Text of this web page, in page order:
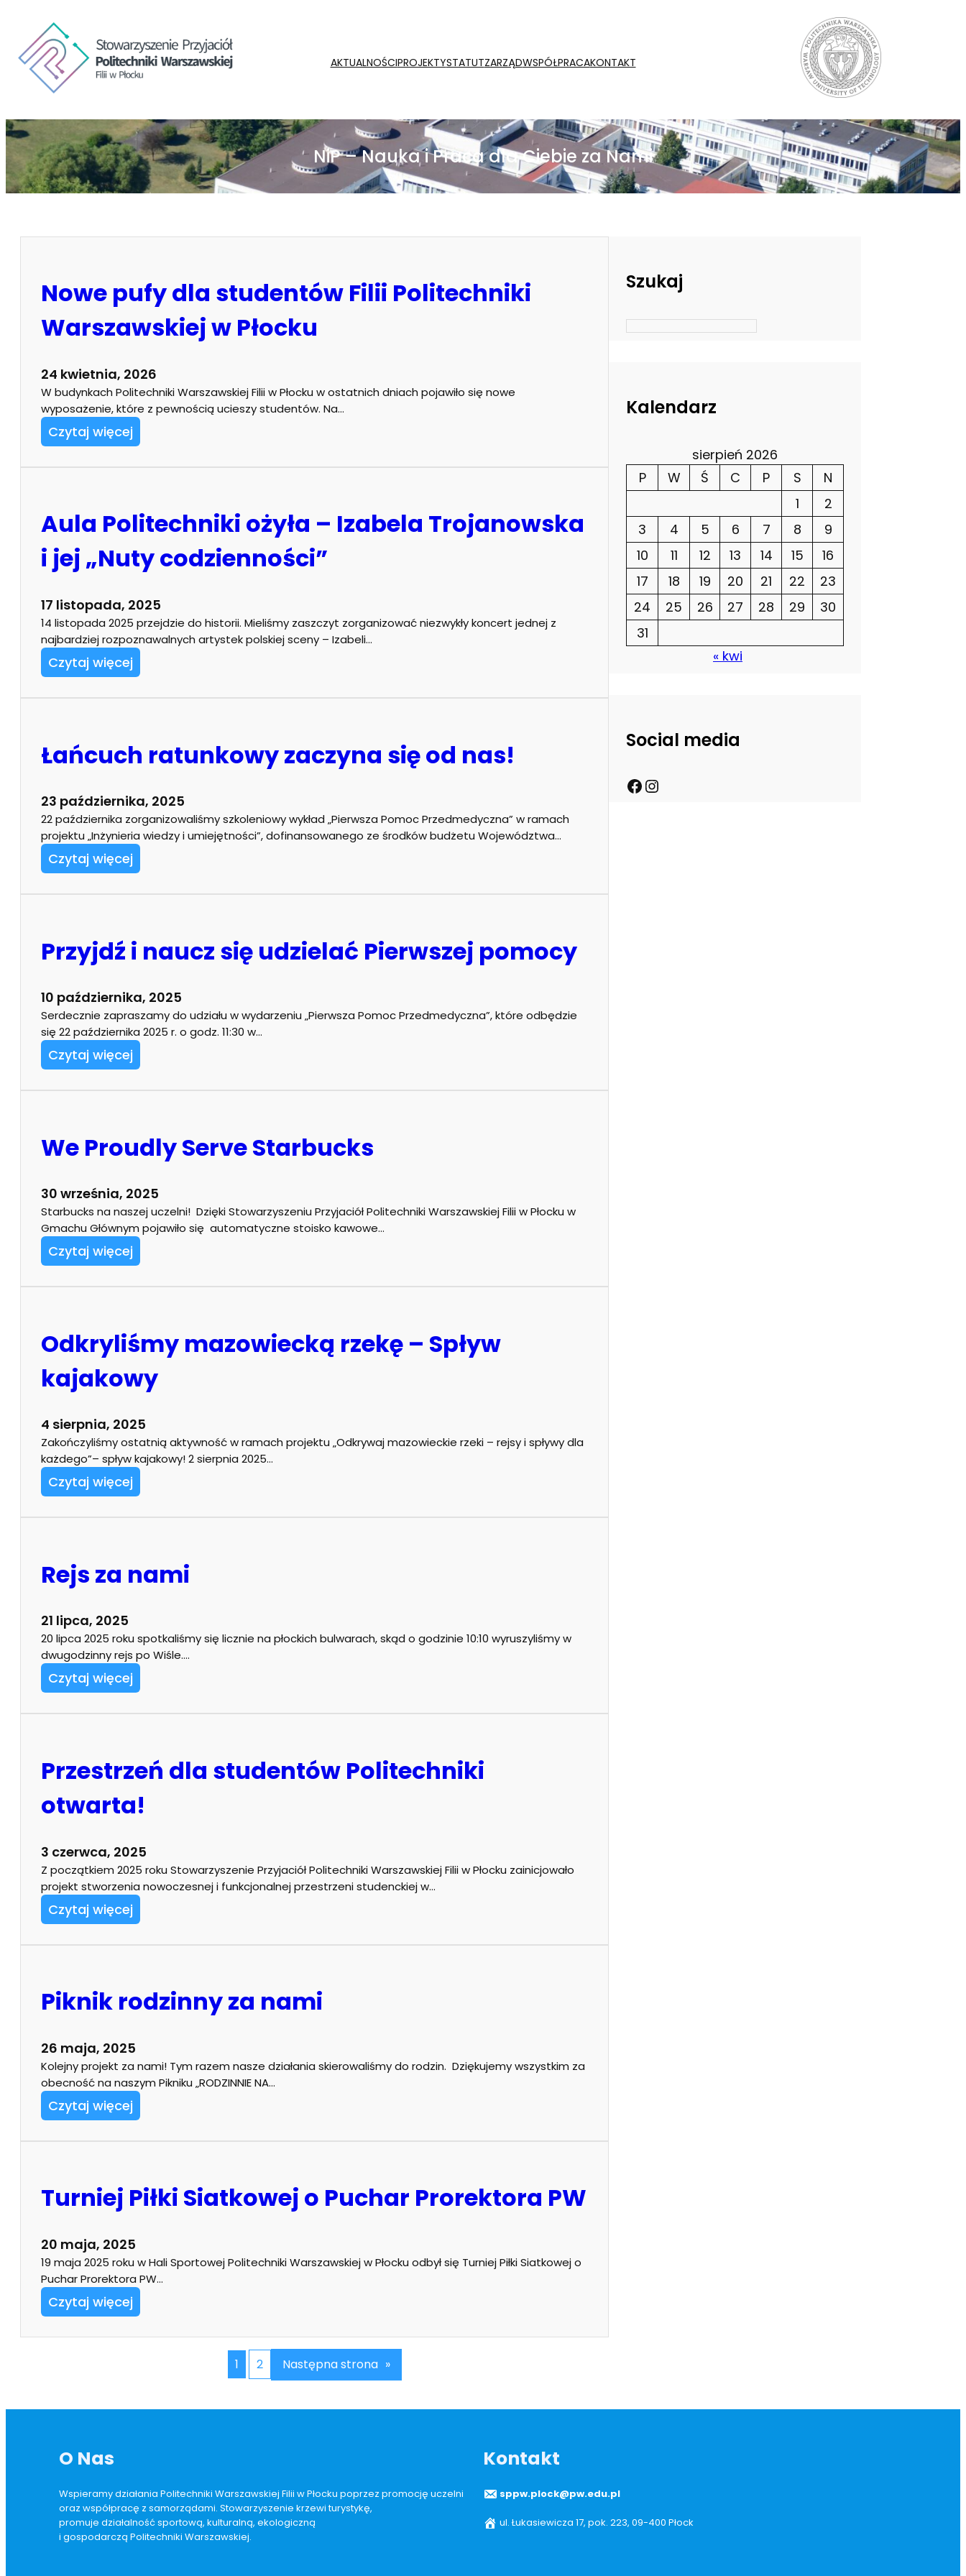
AKTUALNOŚCIPROJEKTYSTATUTZARZĄDWSPÓŁPRACAKONTAKT
NiP – Nauka i Praca dla Ciebie za Nami
Nowe pufy dla studentów Filii Politechniki
Warszawskiej w Płocku
24 kwietnia, 2026
W budynkach Politechniki Warszawskiej Filii w Płocku w ostatnich dniach pojawiło się nowe
wyposażenie, które z pewnością ucieszy studentów. Na…
Czytaj więcej
Aula Politechniki ożyła – Izabela Trojanowska
i jej „Nuty codzienności”
17 listopada, 2025
14 listopada 2025 przejdzie do historii. Mieliśmy zaszczyt zorganizować niezwykły koncert jednej z
najbardziej rozpoznawalnych artystek polskiej sceny – Izabeli…
Czytaj więcej
Łańcuch ratunkowy zaczyna się od nas!
23 października, 2025
22 października zorganizowaliśmy szkoleniowy wykład „Pierwsza Pomoc Przedmedyczna” w ramach
projektu „Inżynieria wiedzy i umiejętności”, dofinansowanego ze środków budżetu Województwa…
Czytaj więcej
Przyjdź i naucz się udzielać Pierwszej pomocy
10 października, 2025
Serdecznie zapraszamy do udziału w wydarzeniu „Pierwsza Pomoc Przedmedyczna”, które odbędzie
się 22 października 2025 r. o godz. 11:30 w…
Czytaj więcej
We Proudly Serve Starbucks
30 września, 2025
Starbucks na naszej uczelni! Dzięki Stowarzyszeniu Przyjaciół Politechniki Warszawskiej Filii w Płocku w
Gmachu Głównym pojawiło się automatyczne stoisko kawowe…
Czytaj więcej
Odkryliśmy mazowiecką rzekę – Spływ
kajakowy
4 sierpnia, 2025
Zakończyliśmy ostatnią aktywność w ramach projektu „Odkrywaj mazowieckie rzeki – rejsy i spływy dla
każdego”– spływ kajakowy! 2 sierpnia 2025…
Czytaj więcej
Rejs za nami
21 lipca, 2025
20 lipca 2025 roku spotkaliśmy się licznie na płockich bulwarach, skąd o godzinie 10:10 wyruszyliśmy w
dwugodzinny rejs po Wiśle.…
Czytaj więcej
Przestrzeń dla studentów Politechniki
otwarta!
3 czerwca, 2025
Z początkiem 2025 roku Stowarzyszenie Przyjaciół Politechniki Warszawskiej Filii w Płocku zainicjowało
projekt stworzenia nowoczesnej i funkcjonalnej przestrzeni studenckiej w…
Czytaj więcej
Piknik rodzinny za nami
26 maja, 2025
Kolejny projekt za nami! Tym razem nasze działania skierowaliśmy do rodzin. Dziękujemy wszystkim za
obecność na naszym Pikniku „RODZINNIE NA…
Czytaj więcej
Turniej Piłki Siatkowej o Puchar Prorektora PW
20 maja, 2025
19 maja 2025 roku w Hali Sportowej Politechniki Warszawskiej w Płocku odbył się Turniej Piłki Siatkowej o
Puchar Prorektora PW…
Czytaj więcej
1 2 Następna strona »
Szukaj
Kalendarz
sierpień 2026
P
W Ś C P S
N
1
2
3
4 5 6 7 8
9
10
11 12 13 14 15
16
17
18 19 20 21 22
23
24
25 26 27 28 29
30
31
« kwi
Social media
O Nas
Wspieramy działania Politechniki Warszawskiej Filii w Płocku poprzez promocję uczelni
oraz współpracę z samorządami. Stowarzyszenie krzewi turystykę,
promuje działalność sportową, kulturalną, ekologiczną
i gospodarczą Politechniki Warszawskiej.
Kontakt
sppw.plock@pw.edu.pl
ul. Łukasiewicza 17, pok. 223, 09-400 Płock